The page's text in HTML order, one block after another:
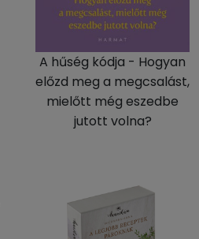
A hűség kódja - Hogyan
előzd meg a megcsalást,
mielőtt még eszedbe
jutott volna?